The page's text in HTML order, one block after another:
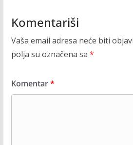
Komentariši
Vaša email adresa neće biti
polja su označena sa *
Komentar*